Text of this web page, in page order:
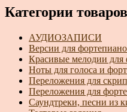
Категории товаров
АУДИОЗАПИСИ
Версии для
Красивые мелодии для
Ноты для голоса и
Переложения для
Переложения для
Саундтреки, песни из